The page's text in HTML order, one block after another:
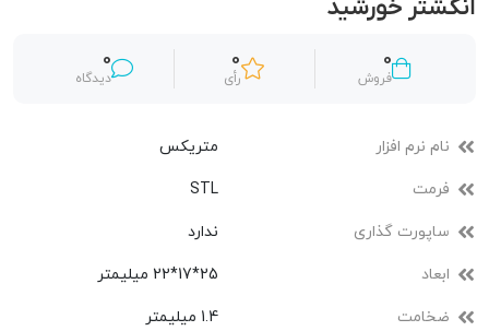
انگشتر خورشید
0
فروش
0
رأی
0
دیدگاه
نام نرم افزار متریکس
فرمت STL
ساپورت گذاری ندارد
ابعاد 25*17*22 میلیمتر
ضخامت 1.4 میلیمتر